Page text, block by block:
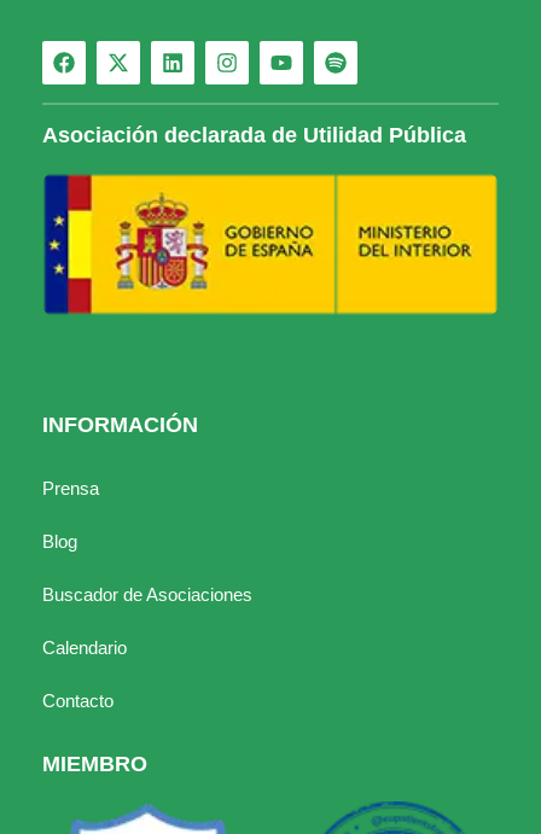
Asociación declarada de Utilidad Pública
INFORMACIÓN
Prensa
Blog
Buscador de Asociaciones
Calendario
Contacto
MIEMBRO